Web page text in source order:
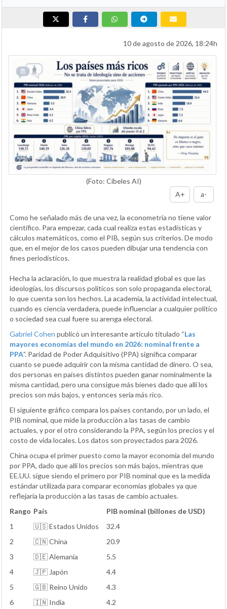
10 de agosto de 2026, 18:24h
(Foto: Cibeles AI)
A+
a-
Como he señalado más de una vez, la econometría no tiene valor
científico. Para empezar, cada cual realiza estas estadísticas y
cálculos matemáticos, como el PIB, según sus criterios. De modo
que, en el mejor de los casos pueden dibujar una tendencia con
fines periodísticos.
Hecha la aclaración, lo que muestra la realidad global es que las
ideologías, los discursos políticos son solo propaganda electoral,
lo que cuenta son los hechos. La academia, la actividad intelectual,
cuando es ciencia verdadera, puede influenciar a cualquier político
o sociedad sea cual fuere su arenga electoral.
Gabriel Cohen publicó un interesante artículo titulado “Las
mayores economías del mundo en 2026: nominal frente a
PPA”. Paridad de Poder Adquisitivo (PPA) significa comparar
cuanto se puede adquirir con la misma cantidad de dinero. O sea,
dos personas en países distintos pueden ganar nominalmente la
misma cantidad, pero una consigue más bienes dado que allí los
precios son más bajos, y entonces sería más rico.
El siguiente gráfico compara los países contando, por un lado, el
PIB nominal, que mide la producción a las tasas de cambio
actuales, y por el otro considerando la PPA, según los precios y el
costo de vida locales. Los datos son proyectados para 2026.
China ocupa el primer puesto como la mayor economía del mundo
por PPA, dado que allí los precios son más bajos, mientras que
EE.UU. sigue siendo el primero por PIB nominal que es la medida
estándar utilizada para comparar economías globales ya que
reflejaría la producción a las tasas de cambio actuales.
Rango País
PIB nominal (billones de USD)
1
🇺🇸 Estados Unidos
32.4
2
🇨🇳 China
20.9
3
🇩🇪 Alemania
5.5
4
🇯🇵 Japón
4.4
5
🇬🇧 Reino Unido
4.3
6
🇮🇳 India 4.2